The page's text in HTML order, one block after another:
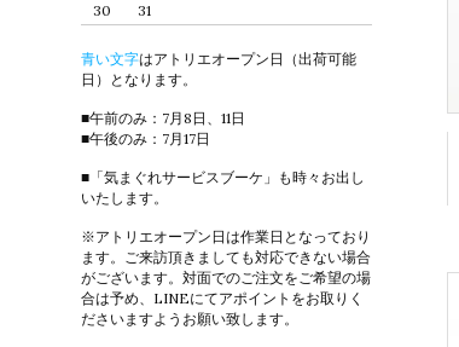
30
31
青い文字はアトリエオープン日（出荷可能
日）となります。
■午前のみ：7月8日、11日
■午後のみ：7月17日
■「気まぐれサービスブーケ」も時々お出し
いたします。
※アトリエオープン日は作業日となっており
ます。ご来訪頂きましても対応できない場合
がございます。対面でのご注文をご希望の場
合は予め、LINEにてアポイントをお取りく
ださいますようお願い致します。